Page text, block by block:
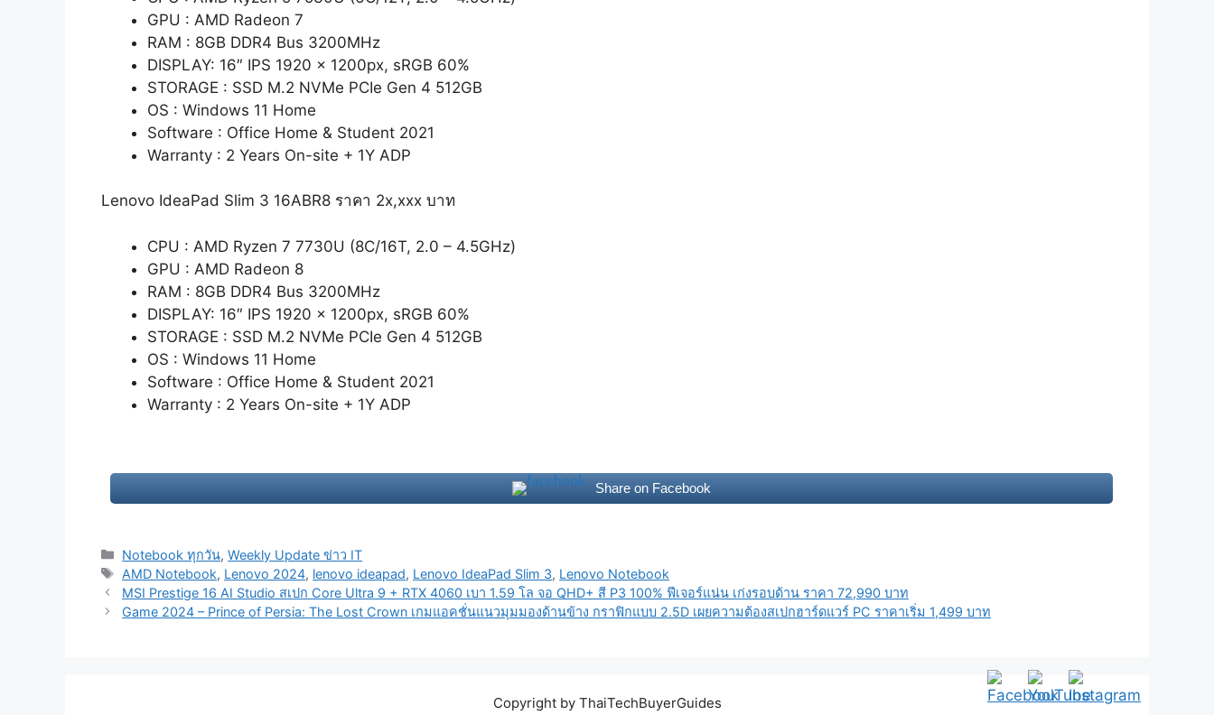
GPU : AMD Radeon 7
RAM : 8GB DDR4 Bus 3200MHz
DISPLAY: 16″ IPS 1920 x 1200px, sRGB 60%
STORAGE : SSD M.2 NVMe PCIe Gen 4 512GB
OS : Windows 11 Home
Software : Office Home & Student 2021
Warranty : 2 Years On-site + 1Y ADP
Lenovo IdeaPad Slim 3 16ABR8 ราคา 2x,xxx บาท
CPU : AMD Ryzen 7 7730U (8C/16T, 2.0 – 4.5GHz)
GPU : AMD Radeon 8
RAM : 8GB DDR4 Bus 3200MHz
DISPLAY: 16″ IPS 1920 x 1200px, sRGB 60%
STORAGE : SSD M.2 NVMe PCIe Gen 4 512GB
OS : Windows 11 Home
Software : Office Home & Student 2021
Warranty : 2 Years On-site + 1Y ADP
Share on Facebook
Categories
Notebook ทุกวัน,Weekly Update ข่าว IT
Tags
AMD Notebook, Lenovo 2024, lenovo ideapad, Lenovo IdeaPad Slim 3, Lenovo Notebook
Post
navigation
MSI Prestige 16 AI Studio สเปก Core Ultra 9 + RTX 4060 เบา 1.59 โล จอ QHD+ สี P3 100% ฟีเจอร์แน่น เก่งรอบด้าน ราคา 72,990 บาท
Game 2024 – Prince of Persia: The Lost Crown เกมแอคชั่นแนวมุมมองด้านข้าง กราฟิกแบบ 2.5D เผยความต้องสเปกฮาร์ดแวร์ PC ราคาเริ่ม 1,499 บาท
Copyright by ThaiTechBuyerGuides